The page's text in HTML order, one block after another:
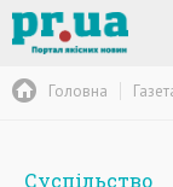
Головна
Суспільство